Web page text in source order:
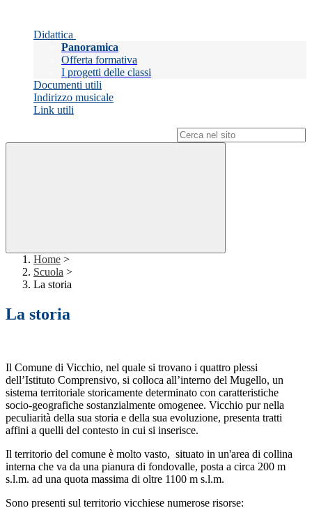
Didattica
Panoramica
Offerta formativa
I progetti delle classi
Documenti utili
Indirizzo musicale
Link utili
Home >
Scuola >
La storia
La storia
Il Comune di Vicchio, nel quale si trovano i quattro plessi
dell’Istituto Comprensivo, si colloca all’interno del Mugello, un
sistema territoriale storicamente determinato con caratteristiche
socio-geografiche sostanzialmente omogenee. Vicchio pur nella
peculiarità della sua storia e della sua evoluzione, presenta tratti
affini a quelli del contesto in cui si inserisce.
Il territorio del comune è molto vasto, situato in un'area di collina
interna che va da una pianura di fondovalle, posta a circa 200 m
s.l.m. ad una quota massima di oltre 1100 m s.l.m.
Sono presenti sul territorio vicchiese numerose risorse: